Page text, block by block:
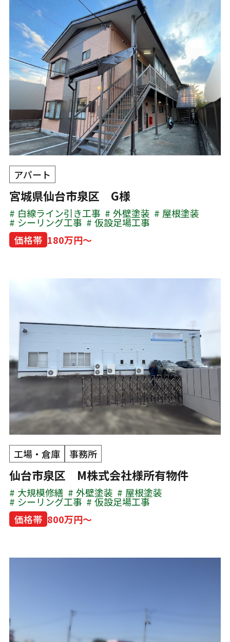
アパート
宮城県仙台市泉区 G様
白線ライン引き工事 外壁塗装 屋根塗装
シーリング工事
仮設足場工事
価格帯 180万円～
工場・倉庫 事務所
仙台市泉区 M株式会社様所有物件
大規模修繕 外壁塗装 屋根塗装
シーリング工事
仮設足場工事
価格帯 800万円～